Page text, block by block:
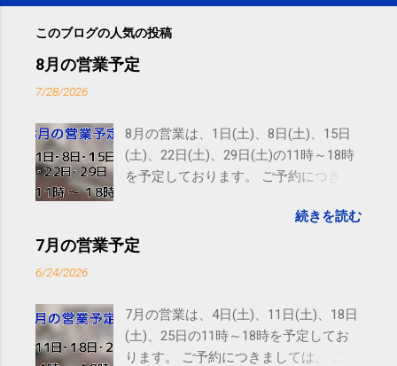
このブログの人気の投稿
8月の営業予定
7/28/2026
8月の営業は、1日(土)、8日(土)、15日
(土)、22日(土)、29日(土)の11時～18時
を予定しております。 ご予約につきま
す。 電話に出られないことがあります
ので、ご予約、お問い合わせは
続きを読む
7月の営業予定
6/24/2026
7月の営業は、4日(土)、11日(土)、18日
(土)、25日の11時～18時を予定してお
ります。 ご予約につきましては、 こち